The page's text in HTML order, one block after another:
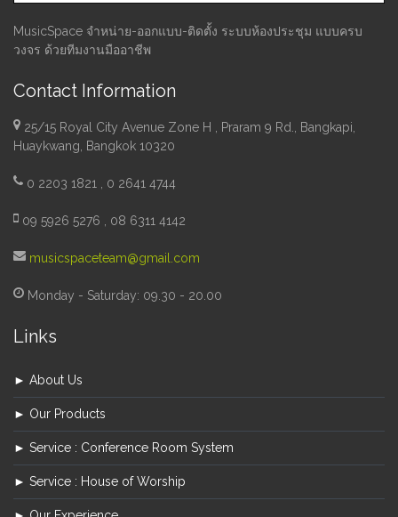
MusicSpace จำหน่าย-ออกแบบ-ติดตั้ง ระบบห้องประชุม แบบครบ
วงจร ด้วยทีมงานมืออาชีพ
Contact Information
25/15 Royal City Avenue Zone H , Praram 9 Rd., Bangkapi,
Huaykwang, Bangkok 10320
0 2203 1821 , 0 2641 4744
09 5926 5276 , 08 6311 4142
musicspaceteam@gmail.com
Monday - Saturday: 09.30 - 20.00
Links
► About Us
► Our Products
► Service : Conference Room System
► Service : House of Worship